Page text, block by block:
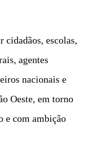
cidadãos, escolas,
agentes
nacionais e
Oeste, em torno
e com ambição